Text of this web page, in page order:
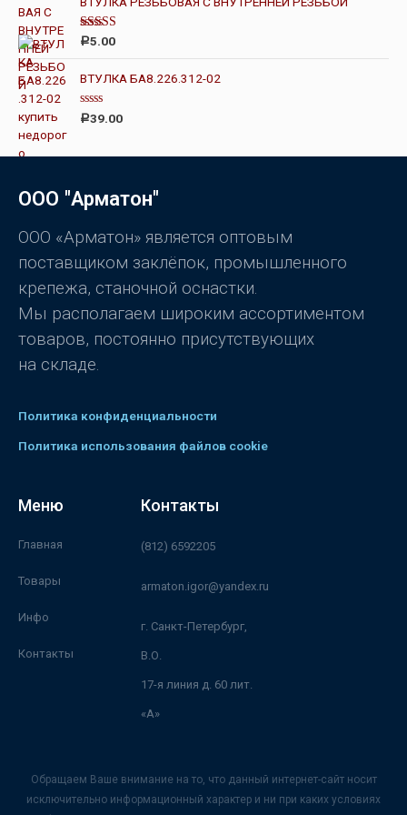
з
5
н
к
а
0
и
5
Оценка
Р5.00
ВТУЛКА БА8.226.312-02
О
и
з
Р39.00
ООО "Арматон"
ООО «Арматон» является оптовым
поставщиком заклёпок, промышленного
крепежа, станочной оснастки.
Мы располагаем широким ассортиментом
товаров, постоянно присутствующих
на складе.
Политика конфиденциальности
Политика использования файлов cookie
Меню
Главная
Товары
Инфо
Контакты
Контакты
(812) 6592205
armaton.igor@yandex.ru
г. Санкт-Петербург,
В.О.
17-я линия д. 60 лит.
«А»
Обращаем Ваше внимание на то, что данный интернет-сайт носит
исключительно информационный характер и ни при каких условиях